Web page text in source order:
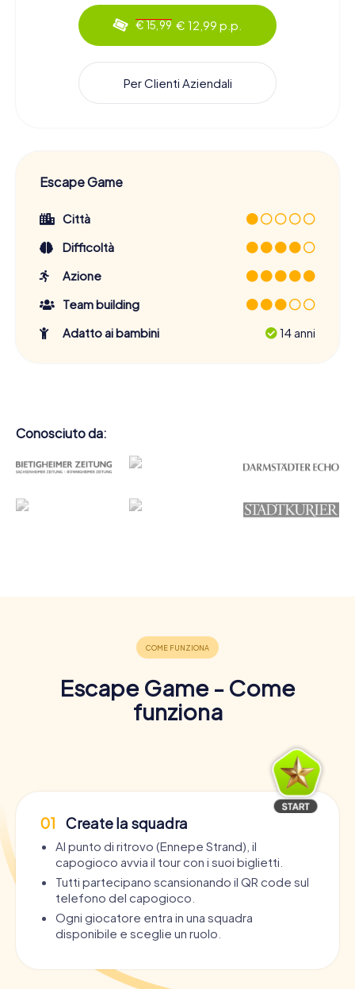
€ 15,99 € 12,99 p.p.
Per Clienti Aziendali
Escape Game
Città
Difficoltà
Azione
Team building
Adatto ai bambini
14 anni
Conosciuto da:
Escape Game - Come
funziona
01 Create la squadra
Al punto di ritrovo (Ennepe Strand), il
capogioco avvia il tour con i suoi biglietti.
Tutti partecipano scansionando il QR code sul
telefono del capogioco.
Ogni giocatore entra in una squadra
disponibile e sceglie un ruolo.